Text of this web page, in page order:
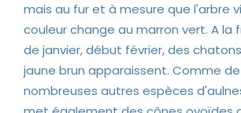
mais au fur et à mesure que l'arbre
couleur change au marron vert. A la
de janvier, début février, des
jaune brun apparaissent. Comme de
nombreuses autres espèces